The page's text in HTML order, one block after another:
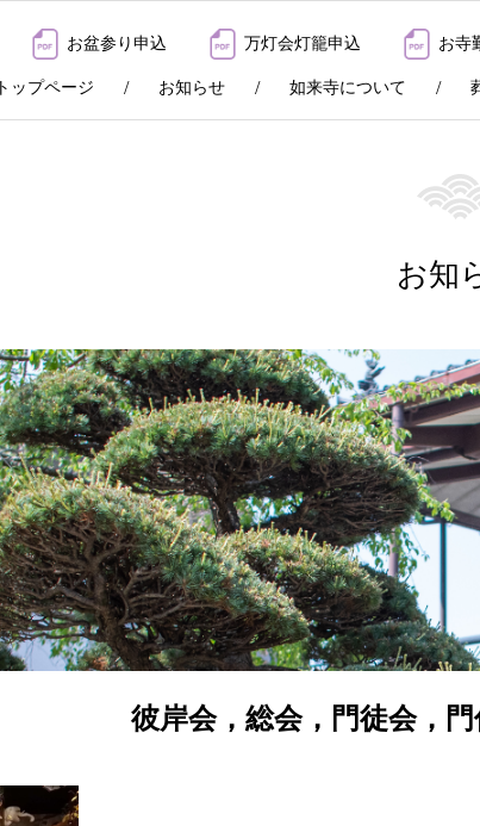
お盆参り申込 万灯会灯籠申込 お寺
トップページ お知らせ 如来寺について
お知
彼岸会，総会，門徒会，